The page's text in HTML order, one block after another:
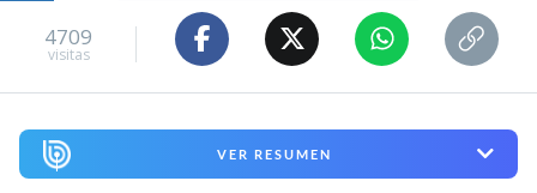
4709
visitas
VER RESUMEN